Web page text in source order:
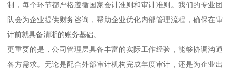
制，每个环节都严格遵循国家会计准则和审计准则。我们的专业团
队会为企业提供财务咨询，帮助企业优化内部管理流程，确保在审
计前就具备清晰的账务基础。
更重要的是，公司管理层具备丰富的实际工作经验，能够协调沟通
各方需求。无论是配合外部审计机构完成年度审计，还是为企业出